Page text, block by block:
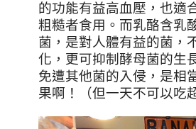
的功能有益高血壓，也適
粗糙者食用。而乳酪含乳
菌，是對人體有益的菌，
化，更可抑制酵母菌的生
免遭其他菌的入侵，是相
果啊！（但一天不可以吃